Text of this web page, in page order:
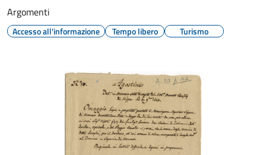
Argomenti
Accesso all'informazione Tempo libero Turismo